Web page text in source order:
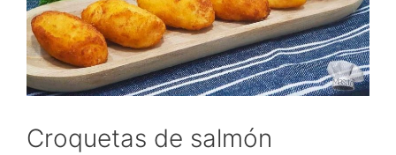
Croquetas de salmón